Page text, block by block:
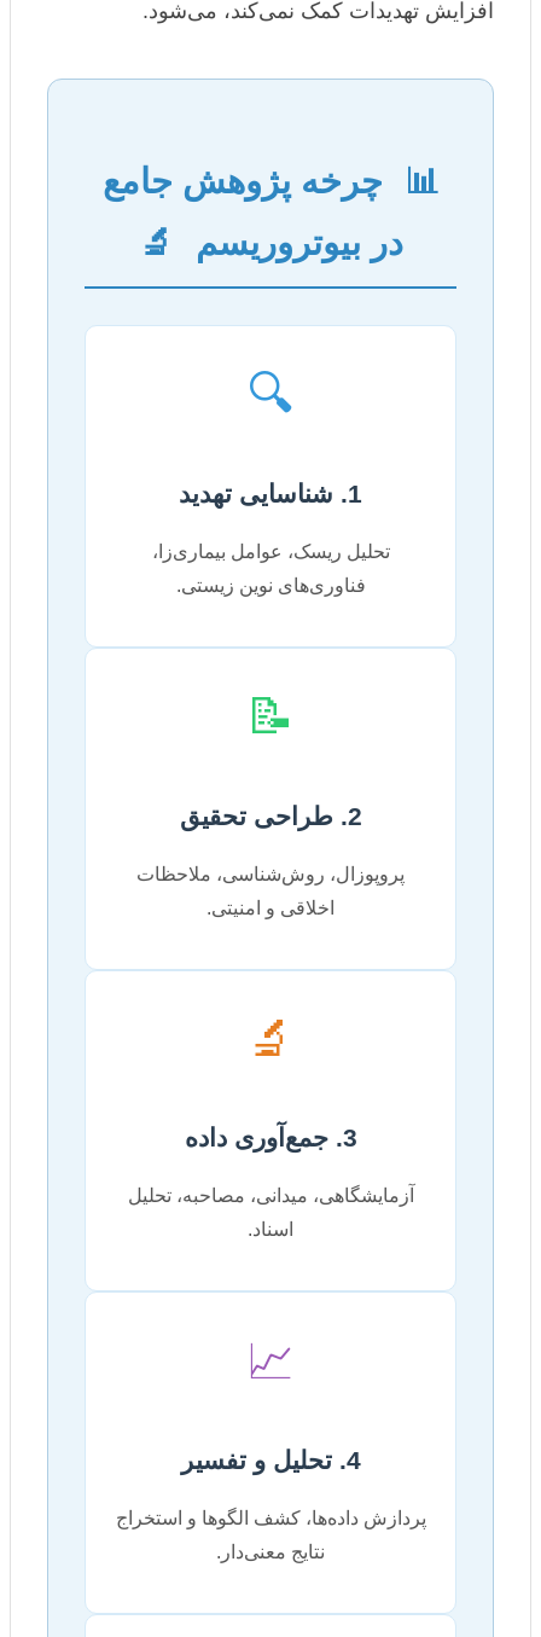
افزایش تهدیدات کمک نمی‌کند، می‌شود.
📊
چرخه پژوهش جامع
در بیوتروریسم
🔬
🔍
1. شناسایی تهدید
تحلیل ریسک، عوامل بیماری‌زا،
فناوری‌های نوین زیستی.
📝
2. طراحی تحقیق
پروپوزال، روش‌شناسی، ملاحظات
اخلاقی و امنیتی.
🔬
3. جمع‌آوری داده
آزمایشگاهی، میدانی، مصاحبه، تحلیل
اسناد.
📈
4. تحلیل و تفسیر
پردازش داده‌ها، کشف الگوها و استخراج
نتایج معنی‌دار.